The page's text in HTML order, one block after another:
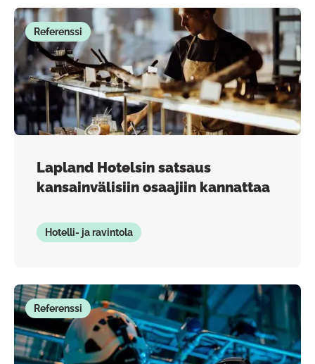
Referenssi
Lapland Hotelsin satsaus
kansainvälisiin osaajiin kannattaa
Hotelli- ja ravintola
Referenssi